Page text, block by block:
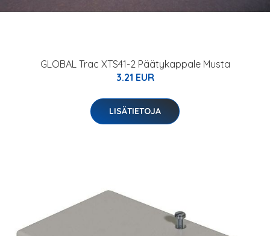
GLOBAL Trac XTS41-2 Päätykappale Musta
3.21 EUR
LISÄTIETOJA